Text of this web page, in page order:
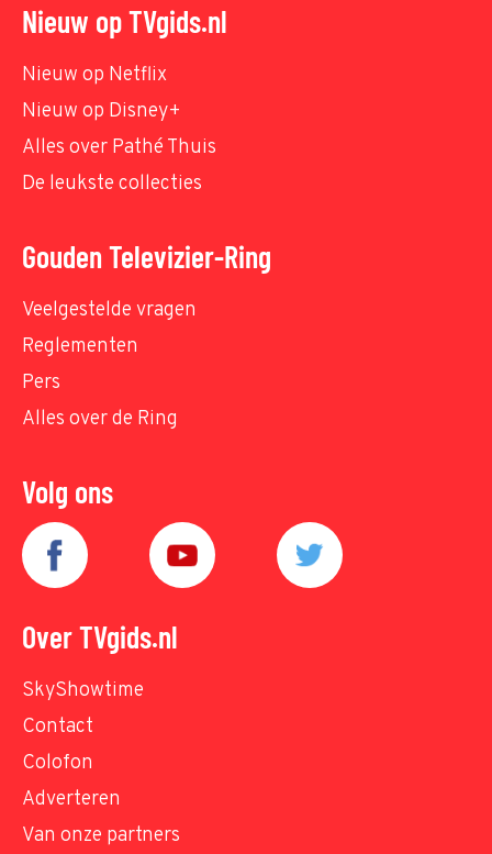
Nieuw op TVgids.nl
Nieuw op Netflix
Nieuw op Disney+
Alles over Pathé Thuis
De leukste collecties
Gouden Televizier-Ring
Veelgestelde vragen
Reglementen
Pers
Alles over de Ring
Volg ons
Over TVgids.nl
SkyShowtime
Contact
Colofon
Adverteren
Van onze partners